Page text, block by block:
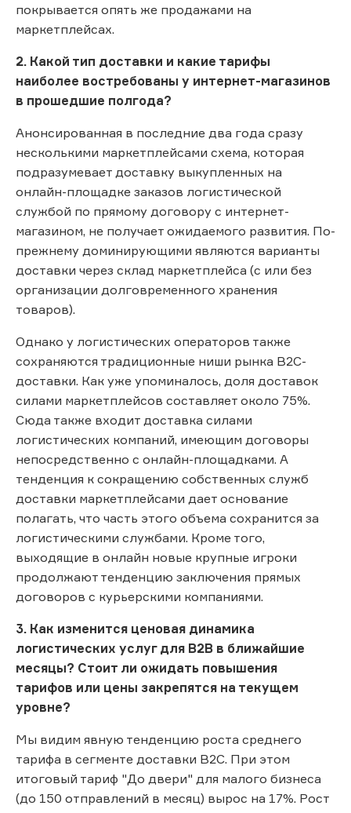
покрывается опять же продажами на
маркетплейсах.
2. Какой тип доставки и какие тарифы
наиболее востребованы у интернет-магазинов
в прошедшие полгода?
Анонсированная в последние два года сразу
несколькими маркетплейсами схема, которая
подразумевает доставку выкупленных на
онлайн-площадке заказов логистической
службой по прямому договору с интернет-
магазином, не получает ожидаемого развития. По-
прежнему доминирующими являются варианты
доставки через склад маркетплейса (с или без
организации долговременного хранения
товаров).
Однако у логистических операторов также
сохраняются традиционные ниши рынка B2C-
доставки. Как уже упоминалось, доля доставок
силами маркетплейсов составляет около 75%.
Сюда также входит доставка силами
логистических компаний, имеющим договоры
непосредственно с онлайн-площадками. А
тенденция к сокращению собственных служб
доставки маркетплейсами дает основание
полагать, что часть этого объема сохранится за
логистическими службами. Кроме того,
выходящие в онлайн новые крупные игроки
продолжают тенденцию заключения прямых
договоров с курьерскими компаниями.
3. Как изменится ценовая динамика
логистических услуг для B2B в ближайшие
месяцы? Стоит ли ожидать повышения
тарифов или цены закрепятся на текущем
уровне?
Мы видим явную тенденцию роста среднего
тарифа в сегменте доставки B2C. При этом
итоговый тариф "До двери" для малого бизнеса
(до 150 отправлений в месяц) вырос на 17%. Рост